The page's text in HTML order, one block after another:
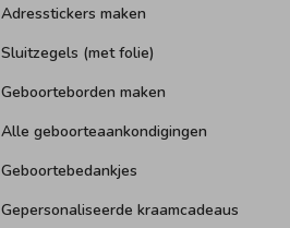
Adresstickers maken
Sluitzegels (met folie)
Geboorteborden maken
Alle geboorteaankondigingen
Geboortebedankjes
Gepersonaliseerde kraamcadeaus